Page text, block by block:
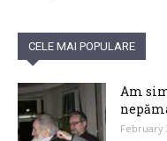
CELE MAI POPULARE
Am
February